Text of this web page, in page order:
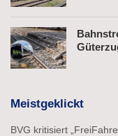
Meistgeklickt
BVG kritisiert